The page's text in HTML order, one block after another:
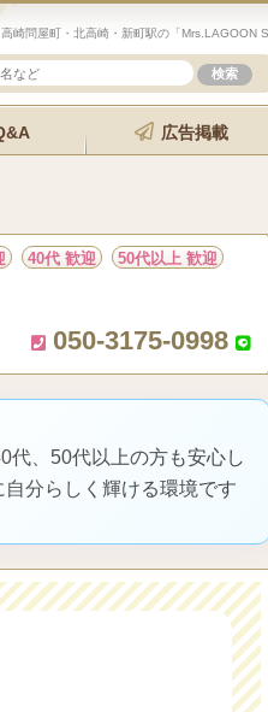
広告掲載
40代 歓迎 50代以上 歓迎
050-3175-0998
代、50代以上の方も安心し
分らしく輝ける環境です